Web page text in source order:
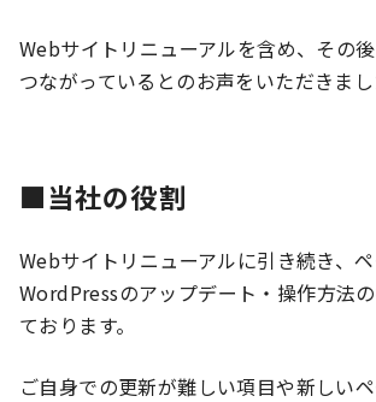
Webサイトリニューアルを含め、その
つながっているとのお声をいただきまし
■当社の役割
Webサイトリニューアルに引き続き、
WordPressのアップデート・操作方法
ております。
ご自身での更新が難しい項目や新しい